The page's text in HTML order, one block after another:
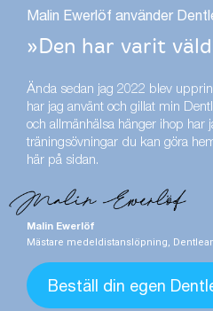
Malin Ewerlöf använder
»Den har varit
Ända sedan jag 2022 blev
har jag använt och gillat min
och allmänhälsa hänger ihop har
träningsövningar du kan göra
här på sidan.
Malin Ewerlöf
Mästare medeldistanslöpning,
Beställ din egen